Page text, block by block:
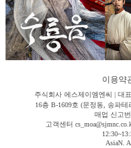
이용약
주식회사 에스제이엠엔씨 | 대
16층 B-1609호 (문정동, 송파
매업 신고
고객센터
AsiaN.